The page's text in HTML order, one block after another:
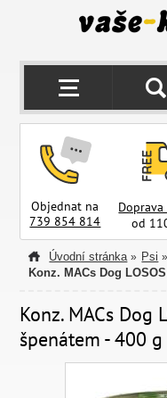
Objednat na
739 854 814
Doprava
od
Úvodní stránka » Psi »
Konz. MACs Dog
Konz. MACs Dog
špenátem - 400 g